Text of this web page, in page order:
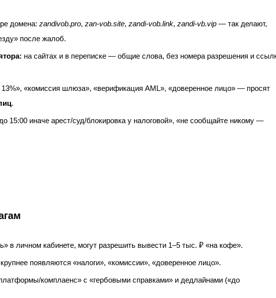
домена: zandivob.pro, zan-vob.site, zandi-vob.link, zandi-vb.vip — так делают,
после жалоб.
на сайтах и в переписке — общие слова, без номера разрешения и
13%», «комиссия шлюза», «верификация AML», «доверенное лицо» — просят
.
15:00 иначе арест/суд/блокировка у налоговой», «не сообщайте никому —
в личном кабинете, могут разрешить вывести 1–5 тыс. ₽ «на кофе».
появляются «налоги», «комиссии», «доверенное лицо».
комплаенс» с «гербовыми справками» и дедлайнами («до